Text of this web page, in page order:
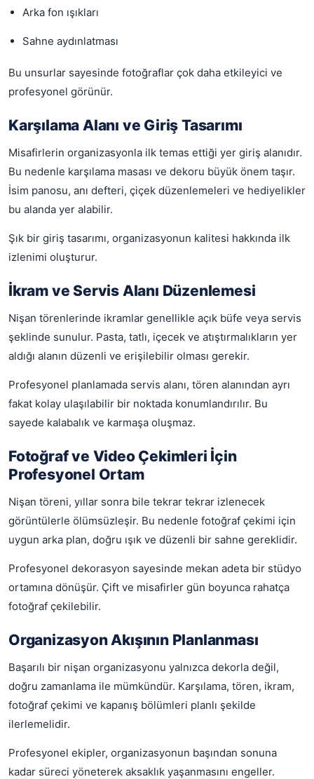
Arka fon ışıkları
Sahne aydınlatması
Bu unsurlar sayesinde fotoğraflar çok daha etkileyici ve
profesyonel görünür.
Karşılama Alanı ve Giriş Tasarımı
Misafirlerin organizasyonla ilk temas ettiği yer giriş alanıdır.
Bu nedenle karşılama masası ve dekoru büyük önem taşır.
İsim panosu, anı defteri, çiçek düzenlemeleri ve hediyelikler
bu alanda yer alabilir.
Şık bir giriş tasarımı, organizasyonun kalitesi hakkında ilk
izlenimi oluşturur.
İkram ve Servis Alanı Düzenlemesi
Nişan törenlerinde ikramlar genellikle açık büfe veya servis
şeklinde sunulur. Pasta, tatlı, içecek ve atıştırmalıkların yer
aldığı alanın düzenli ve erişilebilir olması gerekir.
Profesyonel planlamada servis alanı, tören alanından ayrı
fakat kolay ulaşılabilir bir noktada konumlandırılır. Bu
sayede kalabalık ve karmaşa oluşmaz.
Fotoğraf ve Video Çekimleri İçin
Profesyonel Ortam
Nişan töreni, yıllar sonra bile tekrar tekrar izlenecek
görüntülerle ölümsüzleşir. Bu nedenle fotoğraf çekimi için
uygun arka plan, doğru ışık ve düzenli bir sahne gereklidir.
Profesyonel dekorasyon sayesinde mekan adeta bir stüdyo
ortamına dönüşür. Çift ve misafirler gün boyunca rahatça
fotoğraf çekilebilir.
Organizasyon Akışının Planlanması
Başarılı bir nişan organizasyonu yalnızca dekorla değil,
doğru zamanlama ile mümkündür. Karşılama, tören, ikram,
fotoğraf çekimi ve kapanış bölümleri planlı şekilde
ilerlemelidir.
Profesyonel ekipler, organizasyonun başından sonuna
kadar süreci yöneterek aksaklık yaşanmasını engeller.